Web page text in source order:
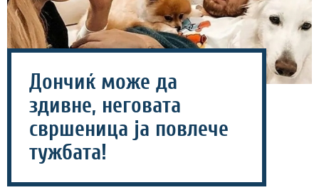
Дончиќ може да
здивне, неговата
свршеница ја повлече
тужбата!